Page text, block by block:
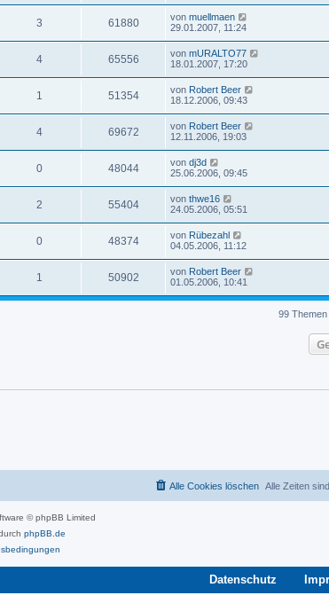
3 61880 von muellmaen
29.01.2007, 11:24
4 65556 von mURALTO77
18.01.2007, 17:20
1 51354 von Robert Beer
18.12.2006, 09:43
4 69672 von Robert Beer
12.11.2006, 19:03
0 48044 von dj3d
25.06.2006, 09:45
2 55404 von thwe16
24.05.2006, 05:51
0 48374 von Rübezahl
04.05.2006, 11:12
1 50902 von Robert Beer
01.05.2006, 10:41
99 Themen
Alle Zeiten sind
Alle Cookies löschen
© phpBB Limited
phpBB.de
Datenschutz